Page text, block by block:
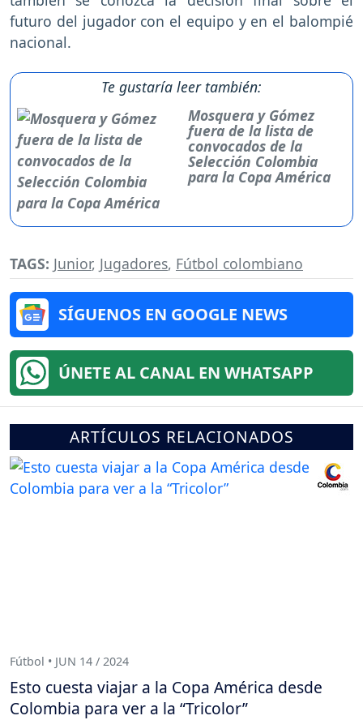
futuro del jugador con el equipo y en el balompié
nacional.
Te gustaría leer también:
Mosquera y Gómez
fuera de la lista de
convocados de la
Selección Colombia
para la Copa América
TAGS: Junior, Jugadores, Fútbol colombiano
SÍGUENOS EN GOOGLE NEWS
ÚNETE AL CANAL EN WHATSAPP
ARTÍCULOS RELACIONADOS
Fútbol • JUN 14 / 2024
Esto cuesta viajar a la Copa América desde
Colombia para ver a la “Tricolor”